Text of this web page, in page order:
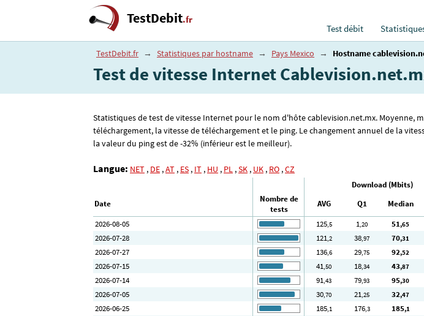
TestDebit.fr
Test débit
TestDebit.fr → Statistiques par hostname → Pays Mexico → Hostname
Test de vitesse Internet
Statistiques de test de vitesse Internet pour le nom d'hôte cablevision.net.mx. Moyenne,
téléchargement, la vitesse de téléchargement et le ping. Le changement annuel de la
la valeur du ping est de -32% (inférieur est le meilleur).
Langue: NET , DE ,AT , ES , IT , HU , PL ,SK , UK , RO ,CZ
Download (Mbits)
Date
Nombre de
tests
AVG Q1 Median
2026-08-05
125,5 1,20 51,65
2026-07-28
121,2 38,97 70,31
2026-07-27
136,6 29,75 92,52
2026-07-15
41,50 18,34 43,87
2026-07-14
91,43 79,93 95,30
2026-07-05
30,70 21,25 32,47
2026-06-25
185,1 176,3 185,1